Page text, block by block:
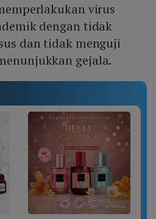
virus
dengan tidak
dan tidak menguji
gejala.